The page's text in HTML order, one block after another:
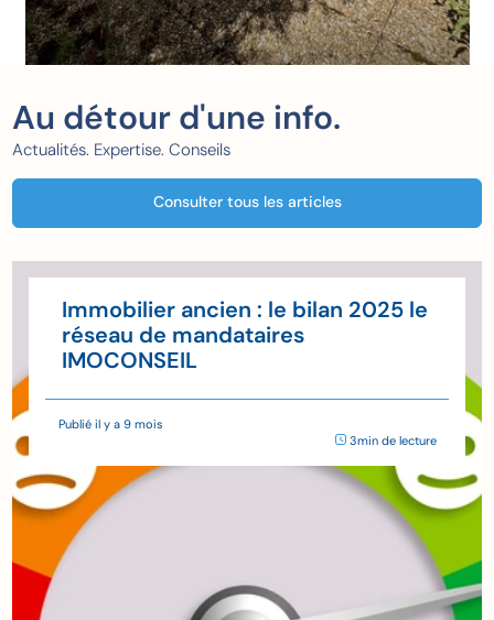
Au détour d'une info.
Actualités. Expertise. Conseils
Consulter tous les articles
Immobilier ancien : le bilan 2025 le
réseau de mandataires
IMOCONSEIL
Publié il y a 9 mois
3min de lecture